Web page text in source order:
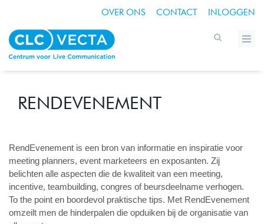
OVER ONS CONTACT INLOGGEN
RENDEVENEMENT
RendEvenement is een bron van informatie en inspiratie voor
meeting planners, event marketeers en exposanten. Zij
belichten alle aspecten die de kwaliteit van een meeting,
incentive, teambuilding, congres of beursdeelname verhogen.
To the point en boordevol praktische tips. Met RendEvenement
omzeilt men de hinderpalen die opduiken bij de organisatie van